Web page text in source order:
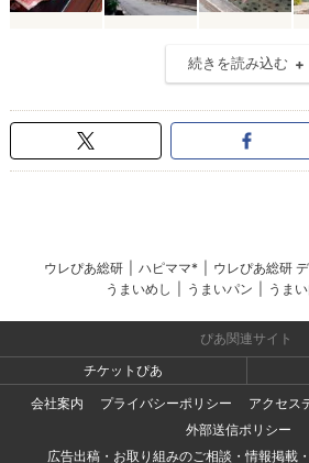
続きを読み込む
ウレぴあ総研 ハピママ* ウレぴあ総研
うまいめし
うまいパン うま
ぴあ関連サイト
チケットぴあ
会社案内
プライバシーポリシー
アクセス
外部送信ポリシー
広告出稿・お取り組みのご相談・情報掲載